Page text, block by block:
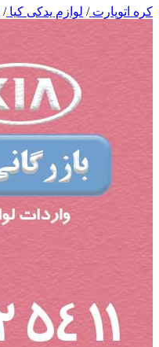
کره اتوپارت/ لوازم یدکی کیا/